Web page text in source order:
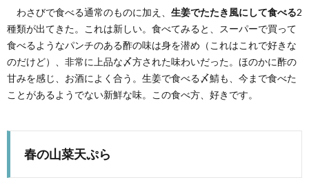
わさびで食べる通常のものに加え、 生姜でたたき風にして食べる2
種類が出てきた。これは新しい。食べてみると、スーパーで買って
食べるようなパンチのある酢の味は身を潜め（これはこれで好きな
のだけど）、非常に上品な〆方された味わいだった。ほのかに酢の
甘みを感じ、お酒によく合う。生姜で食べる〆鯖も、今まで食べた
ことがあるようでない新鮮な味。この食べ方、好きです。
春の山菜天ぷら